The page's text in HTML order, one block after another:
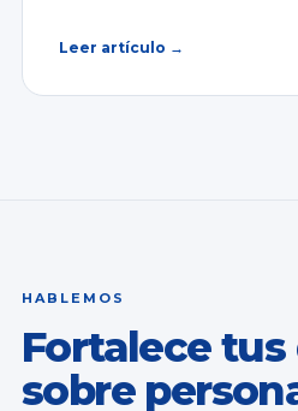
Leer artículo →
HABLEMOS
Fortalece
sobre